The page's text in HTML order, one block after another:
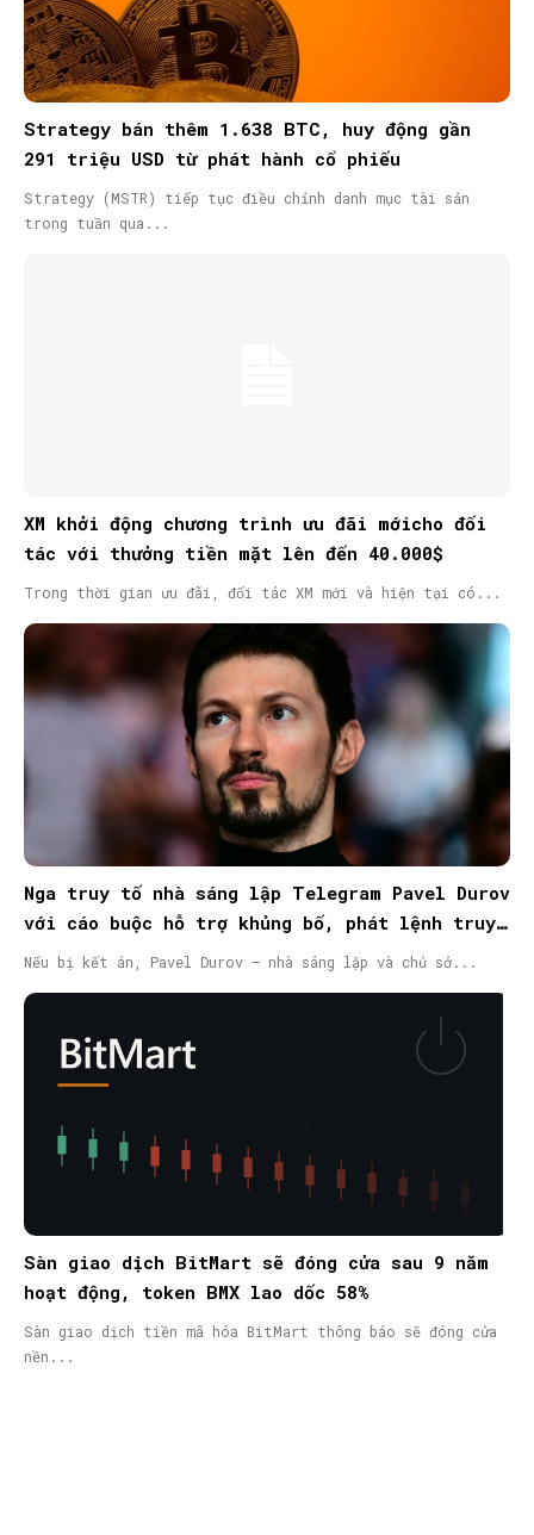
Strategy bán thêm 1.638 BTC, huy động gần
291 triệu USD từ phát hành cổ phiếu
Strategy (MSTR) tiếp tục điều chỉnh danh mục tài sản
trong tuần qua...
XM khởi động chương trình ưu đãi mớicho đối
tác với thưởng tiền mặt lên đến 40.000$
Trong thời gian ưu đãi, đối tác XM mới và hiện tại có...
Nga truy tố nhà sáng lập Telegram Pavel Durov
với cáo buộc hỗ trợ khủng bố, phát lệnh truy
nã quốc tế
Nếu bị kết án, Pavel Durov – nhà sáng lập và chủ sở...
Sàn giao dịch BitMart sẽ đóng cửa sau 9 năm
hoạt động, token BMX lao dốc 58%
Sàn giao dịch tiền mã hóa BitMart thông báo sẽ đóng cửa
nền...